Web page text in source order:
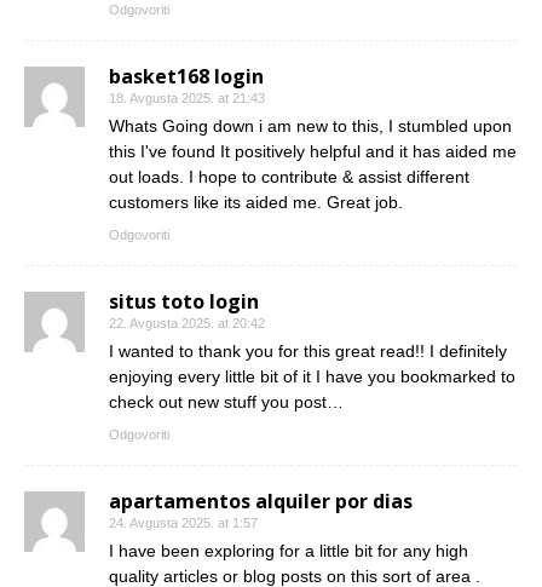
Odgovoriti
basket168 login
18. Avgusta 2025. at 21:43
Whats Going down i am new to this, I stumbled upon
this I've found It positively helpful and it has aided me
out loads. I hope to contribute & assist different
customers like its aided me. Great job.
Odgovoriti
situs toto login
22. Avgusta 2025. at 20:42
I wanted to thank you for this great read!! I definitely
enjoying every little bit of it I have you bookmarked to
check out new stuff you post…
Odgovoriti
apartamentos alquiler por dias
24. Avgusta 2025. at 1:57
I have been exploring for a little bit for any high
quality articles or blog posts on this sort of area .